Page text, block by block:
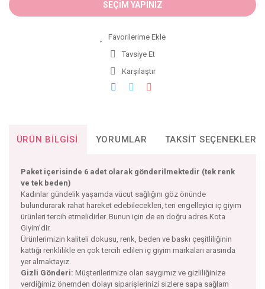
SEÇİM YAPINIZ
Tavsiye Et
Karşılaştır
ÜRÜN BILGISI YORUMLAR TAKSIT SEÇENEKLERI
Paket içerisinde 6 adet olarak gönderilmektedir (tek renk
ve tek beden)
Kadınlar gündelik yaşamda vücut sağlığını göz önünde
bulundurarak rahat hareket edebilecekleri, teri engelleyici iç giyim
ürünleri tercih etmelidirler. Bunun için de en doğru adres Kota
Giyim’dir.
Ürünlerimizin kaliteli dokusu, renk, beden ve baskı çeşitliliğinin
kattığı renklilikle en çok tercih edilen iç giyim markaları arasında
yer almaktayız.
Gizli Gönderi: Müşterilerimize olan saygımız ve gizliliğinize
verdiğimiz önemden dolayı siparişlerinizi sizlere sapa sağlam